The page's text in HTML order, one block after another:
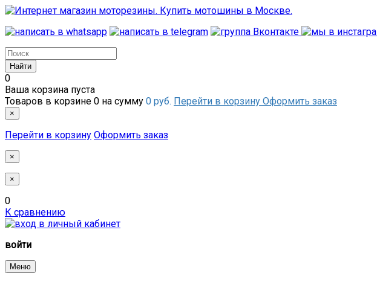
0
Ваша корзина пуста
Товаров в корзине 0 на сумму 0 руб. Перейти в корзину Оформить заказ
×
Перейти в корзину Оформить заказ
×
×
0
К сравнению
войти
Меню